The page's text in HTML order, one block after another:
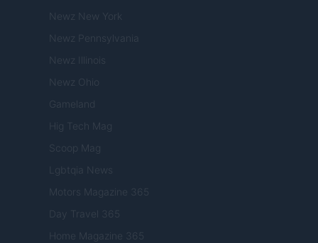
Newz New York
Newz Pennsylvania
Newz Illinois
Newz Ohio
Gameland
Hig Tech Mag
Scoop Mag
Lgbtqia News
Motors Magazine 365
Day Travel 365
Home Magazine 365